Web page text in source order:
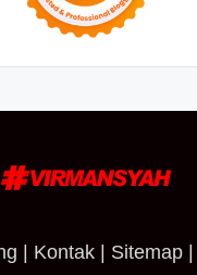
| Kontak | Sitemap |